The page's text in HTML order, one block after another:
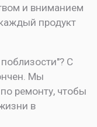
и вниманием
продукт
С
Мы
ремонту, чтобы
в